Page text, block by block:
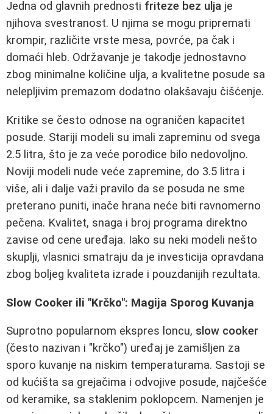
Jedna od glavnih prednosti friteze bez ulja je
njihova svestranost. U njima se mogu pripremati
krompir, različite vrste mesa, povrće, pa čak i
domaći hleb. Održavanje je takodje jednostavno
zbog minimalne količine ulja, a kvalitetne posude sa
nelepljivim premazom dodatno olakšavaju čišćenje.
Kritike se često odnose na ograničen kapacitet
posude. Stariji modeli su imali zapreminu od svega
2.5 litra, što je za veće porodice bilo nedovoljno.
Noviji modeli nude veće zapremine, do 3.5 litra i
više, ali i dalje važi pravilo da se posuda ne sme
preterano puniti, inače hrana neće biti ravnomerno
pečena. Kvalitet, snaga i broj programa direktno
zavise od cene uređaja. Iako su neki modeli nešto
skuplji, vlasnici smatraju da je investicija opravdana
zbog boljeg kvaliteta izrade i pouzdanijih rezultata.
Slow Cooker ili "Krčko": Magija Sporog Kuvanja
Suprotno popularnom ekspres loncu, slow cooker
(često nazivan i "krčko") uređaj je zamišljen za
sporo kuvanje na niskim temperaturama. Sastoji se
od kućišta sa grejačima i odvojive posude, najčešće
od keramike, sa staklenim poklopcem. Namenjen je